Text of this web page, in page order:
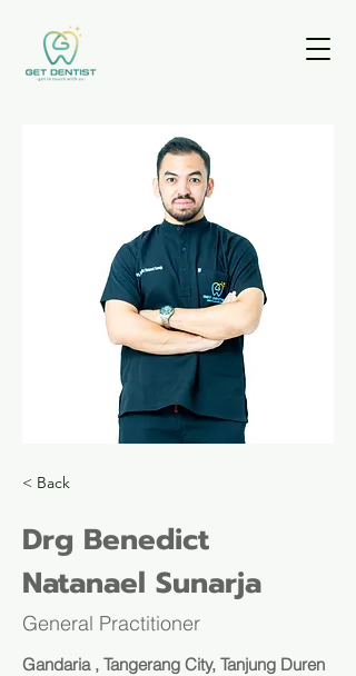
< Back
Drg Benedict
Natanael Sunarja
General Practitioner
Gandaria , Tangerang City, Tanjung Duren